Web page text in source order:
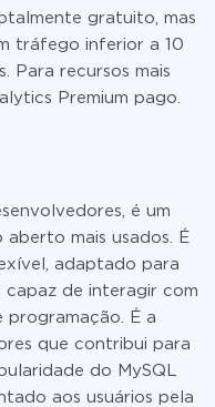
gratuito, mas
tráfego inferior a 10
Para recursos mais
Premium pago.
é um
mais usados. É
adaptado para
capaz de interagir com
programação. É a
que contribui para
do MySQL
aos usuários pela